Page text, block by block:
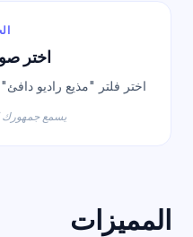
اختر
اختر فلتر "مذيع راديو دافئ"،
يسمع جمهورك
المميزات